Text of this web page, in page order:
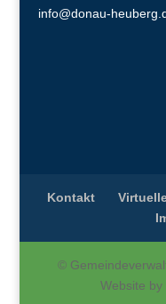
info@donau-
Kontakt
©
Website by